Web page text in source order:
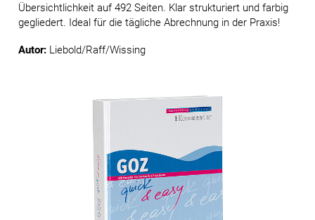
Übersichtlichkeit auf 492 Seiten. Klar strukturiert und farbig
gegliedert. Ideal für die tägliche Abrechnung in der Praxis!
Autor: Liebold/Raff/Wissing